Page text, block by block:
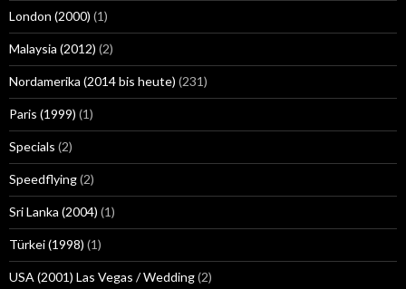
London (2000) (1)
Malaysia (2012) (2)
Nordamerika (2014 bis heute) (231)
Paris (1999) (1)
Specials (2)
Speedflying(2)
Sri Lanka (2004) (1)
Türkei (1998) (1)
USA (2001) Las Vegas / Wedding(2)